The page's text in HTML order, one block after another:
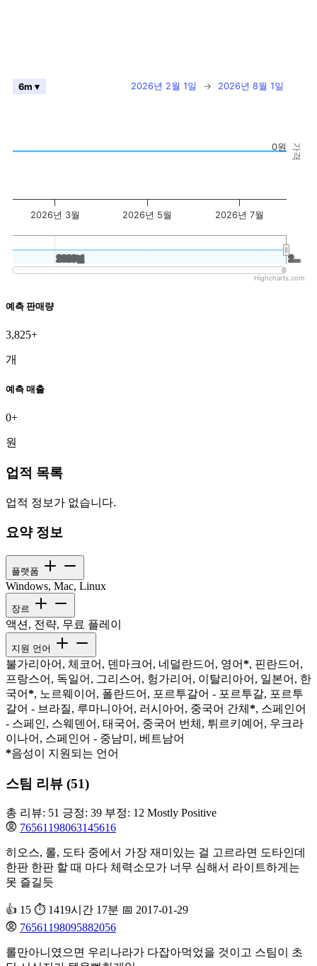
가격
2026년 2월 1일 → 2026년 8월 1일
6m ▾
2026년 3월 2026년 5월 2026년 7월
2020년
2020년 2…
2…
0원
Highcharts.com
예측 판매량
3,825+
개
예측 매출
0+
원
업적 목록
업적 정보가 없습니다.
요약 정보
플랫폼
Windows, Mac, Linux
장르
액션, 전략, 무료 플레이
지원 언어
불가리아어, 체코어, 덴마크어, 네덜란드어, 영어*, 핀란드어,
프랑스어, 독일어, 그리스어, 헝가리어, 이탈리아어, 일본어, 한
국어*, 노르웨이어, 폴란드어, 포르투갈어 - 포르투갈, 포르투
갈어 - 브라질, 루마니아어, 러시아어, 중국어 간체 *, 스페인어
- 스페인, 스웨덴어, 태국어, 중국어 번체, 튀르키예어, 우크라
이나어, 스페인어 - 중남미, 베트남어
*음성이 지원되는 언어
스팀 리뷰 (51)
총 리뷰: 51 긍정: 39 부정: 12 Mostly Positive
76561198063145616
히오스, 롤, 도타 중에서 가장 재미있는 걸 고르라면 도타인데
한판 한판 할 때 마다 체력소모가 너무 심해서 라이트하게는
못 즐길듯
👍 15 ⏱️ 1419시간 17분 📅 2017-01-29
76561198095882056
롤만아니였으면 우리나라가 다잡아먹었을 것이고 스팀이 초